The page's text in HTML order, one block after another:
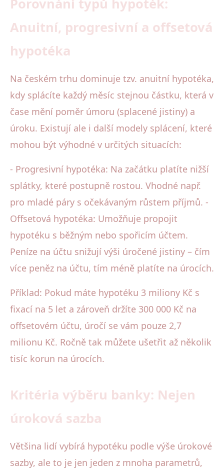
Porovnání typů hypoték:
Anuitní, progresivní a offsetová
hypotéka
Na českém trhu dominuje tzv. anuitní hypotéka,
kdy splácíte každý měsíc stejnou částku, která v
čase mění poměr úmoru (splacené jistiny) a
úroku. Existují ale i další modely splácení, které
mohou být výhodné v určitých situacích:
- Progresivní hypotéka: Na začátku platíte nižší
splátky, které postupně rostou. Vhodné např.
pro mladé páry s očekávaným růstem příjmů. -
Offsetová hypotéka: Umožňuje propojit
hypotéku s běžným nebo spořicím účtem.
Peníze na účtu snižují výši úročené jistiny – čím
více peněz na účtu, tím méně platíte na úrocích.
Příklad: Pokud máte hypotéku 3 miliony Kč s
fixací na 5 let a zároveň držíte 300 000 Kč na
offsetovém účtu, úročí se vám pouze 2,7
milionu Kč. Ročně tak můžete ušetřit až několik
tisíc korun na úrocích.
Kritéria výběru banky: Nejen
úroková sazba
Většina lidí vybírá hypotéku podle výše úrokové
sazby, ale to je jen jeden z mnoha parametrů,